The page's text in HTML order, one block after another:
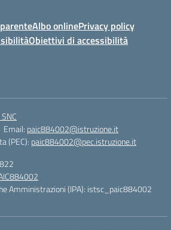
Albo onlinePrivacy policy
Obiettivi di accessibilità
Email: paic884002@istruzione.it
(PEC): paic884002@pec.istruzione.it
Amministrazioni (IPA): istsc_paic884002